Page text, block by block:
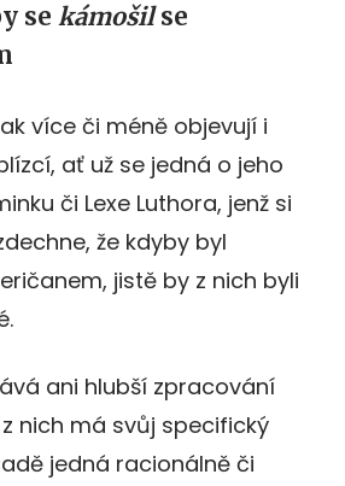
se kámošilse
více či méně objevují i
ať už se jedná o jeho
či Lexe Luthora, jenž si
že kdyby byl
jistě by z nich byli
ani hlubší zpracování
nich má svůj specifický
jedná racionálně či